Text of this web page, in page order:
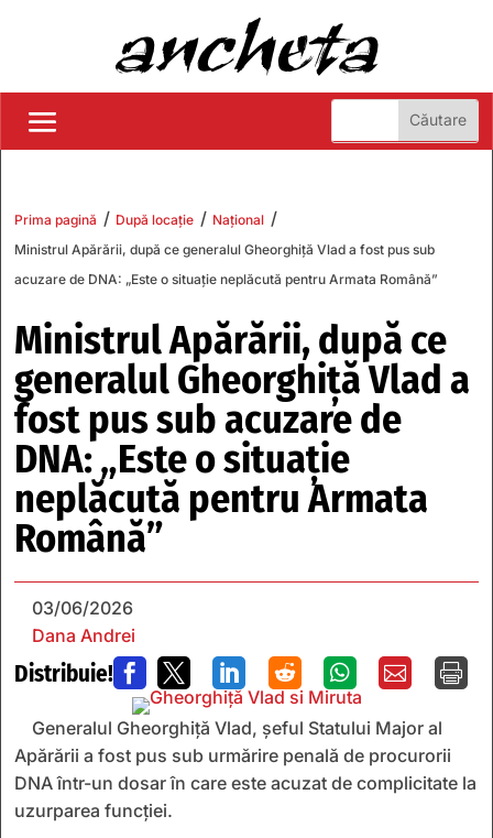
Prima pagină / După locație / Național /
Ministrul Apărării, după ce generalul Gheorghiţă Vlad a fost pus sub
acuzare de DNA: „Este o situaţie neplăcută pentru Armata Română”
Ministrul Apărării, după ce
generalul Gheorghiţă Vlad a
fost pus sub acuzare de
DNA: „Este o situaţie
neplăcută pentru Armata
Română”
03/06/2026
Dana Andrei
Distribuie!       
Generalul Gheorghiţă Vlad, șeful Statului Major al
Apărării a fost pus sub urmărire penală de procurorii
DNA într-un dosar în care este acuzat de complicitate la
uzurparea funcţiei.